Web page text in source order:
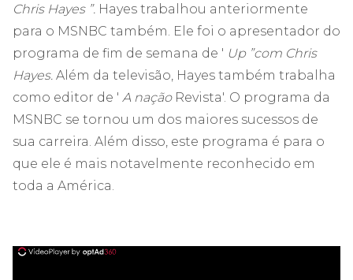
Chris Hayes ”. Hayes trabalhou anteriormente
para o MSNBC também. Ele foi o apresentador do
programa de fim de semana de ' Up ”com Chris
Hayes. Além da televisão, Hayes também trabalha
como editor de ' A naçãoRevista'. O programa da
MSNBC se tornou um dos maiores sucessos de
sua carreira. Além disso, este programa é para o
que ele é mais notavelmente reconhecido em
toda a América.